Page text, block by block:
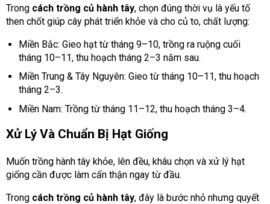
Trong cách trồng củ hành tây, chọn đúng thời vụ là yếu tố
then chốt giúp cây phát triển khỏe và cho củ to, chất lượng:
Miền Bắc: Gieo hạt từ tháng 9–10, trồng ra ruộng cuối
tháng 10–11, thu hoạch tháng 2–3 năm sau.
Miền Trung & Tây Nguyên: Gieo từ tháng 10–11, thu hoạch
tháng 2–3.
Miền Nam: Trồng từ tháng 11–12, thu hoạch tháng 3–4.
Xử Lý Và Chuẩn Bị Hạt Giống
Muốn trồng hành tây khỏe, lên đều, khâu chọn và xử lý hạt
giống cần được làm cẩn thận ngay từ đầu.
Trong cách trồng củ hành tây, đây là bước nhỏ nhưng quyết